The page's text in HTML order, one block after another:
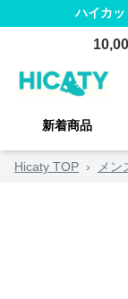
ハイカ
新着商品
Hicaty TOP › メン